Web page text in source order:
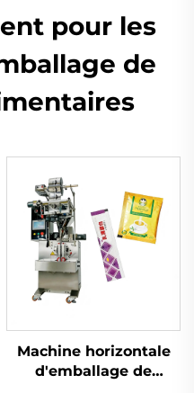
pour les
de
Machine horizontale
d'emballage de